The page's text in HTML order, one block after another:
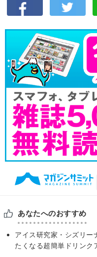
あなたへのおすすめ
アイス研究家・シズリー
たくなる超簡単ドリンク